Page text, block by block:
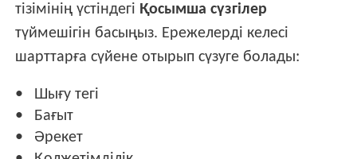
тізімінің үстіндегі Қосымша сүзгілер
түймешігін басыңыз. Ережелерді келесі
шарттарға сүйене отырып сүзуге болады:
Шығу тегі
Бағыт
Әрекет